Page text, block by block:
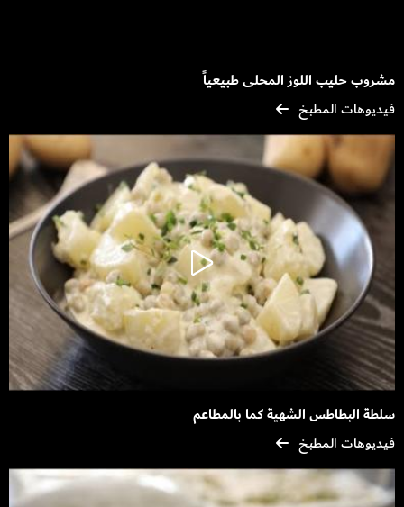
مشروب حليب اللوز المحلى طبيعياً
فيديوهات المطبخ
سلطة البطاطس الشهية كما بالمطاعم
فيديوهات المطبخ